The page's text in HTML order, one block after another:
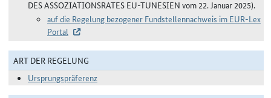
DES ASSOZIATIONSRATES EU-TUNESIEN vom 22. Januar 2025).
auf die Regelung bezogener Fundstellennachweis im EUR-Lex
Portal
ART DER REGELUNG
Ursprungspräferenz